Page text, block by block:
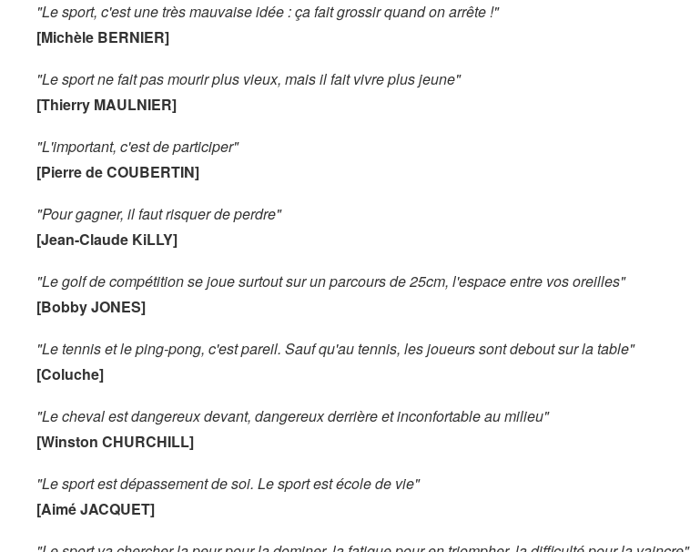
"Le sport, c'est une très mauvaise idée : ça fait grossir quand on arrête !"
[Michèle BERNIER]
"Le sport ne fait pas mourir plus vieux, mais il fait vivre plus jeune"
[Thierry MAULNIER]
"L'important, c'est de participer"
[Pierre de COUBERTIN]
"Pour gagner, il faut risquer de perdre"
[Jean-Claude KiLLY]
"Le golf de compétition se joue surtout sur un parcours de 25cm, l'espace entre vos oreilles"
[Bobby JONES]
"Le tennis et le ping-pong, c'est pareil. Sauf qu'au tennis, les joueurs sont debout sur la table"
[Coluche]
"Le cheval est dangereux devant, dangereux derrière et inconfortable au milieu"
[Winston CHURCHILL]
"Le sport est dépassement de soi. Le sport est école de vie"
[Aimé JACQUET]